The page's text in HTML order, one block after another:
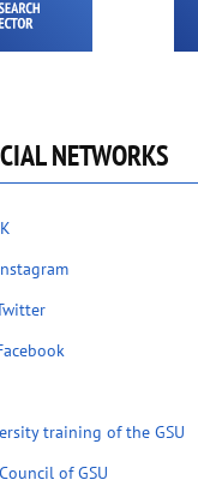
NETWORKS
training of the GSU
of GSU